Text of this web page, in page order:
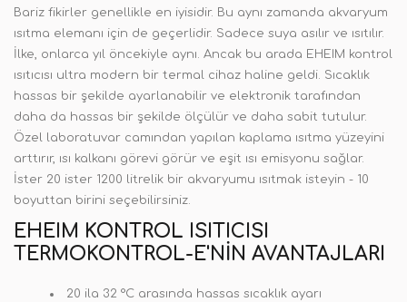
Bariz fikirler genellikle en iyisidir. Bu aynı zamanda akvaryum
ısıtma elemanı için de geçerlidir. Sadece suya asılır ve ısıtılır.
İlke, onlarca yıl öncekiyle aynı. Ancak bu arada EHEIM kontrol
ısıtıcısı ultra modern bir termal cihaz haline geldi. Sıcaklık
hassas bir şekilde ayarlanabilir ve elektronik tarafından
daha da hassas bir şekilde ölçülür ve daha sabit tutulur.
Özel laboratuvar camından yapılan kaplama ısıtma yüzeyini
arttırır, ısı kalkanı görevi görür ve eşit ısı emisyonu sağlar.
İster 20 ister 1200 litrelik bir akvaryumu ısıtmak isteyin - 10
boyuttan birini seçebilirsiniz.
EHEIM KONTROL ISITICISI
TERMOKONTROL-E'NIN AVANTAJLARI
20 ila 32 °C arasında hassas sıcaklık ayarı